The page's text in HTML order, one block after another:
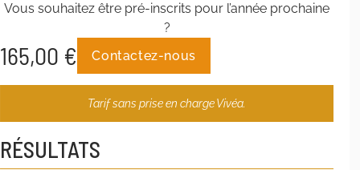
Vous souhaitez être pré-inscrits pour l’année prochaine
?
165,00 € Contactez-nous
Tarif sans prise en charge Vivéa.
RÉSULTATS